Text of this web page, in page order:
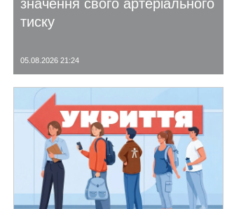
значення свого артеріального
тиску
05.08.2026 21:24